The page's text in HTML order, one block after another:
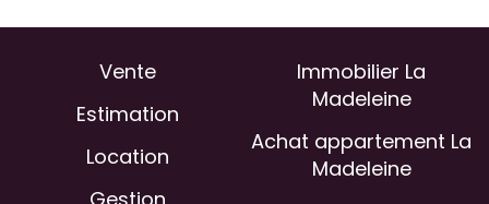
Vente
Estimation
Location
Immobilier La
Madeleine
Achat appartement La
Madeleine